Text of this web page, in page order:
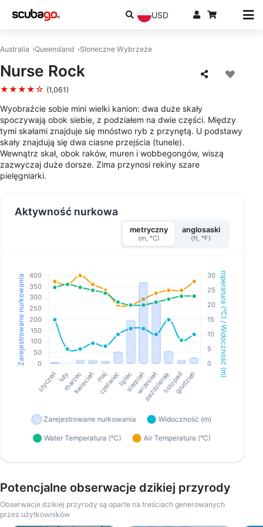
USD
Australia Queensland Słoneczne Wybrzeże
Nurse Rock
★★★★☆ (1,061)
Wyobraźcie sobie mini wielki kanion: dwa duże skały
spoczywają obok siebie, z podziałem na dwie części. Między
tymi skałami znajduje się mnóstwo ryb z przynętą. U podstawy
skały znajdują się dwa ciasne przejścia (tunele).
Wewnątrz skał, obok raków, muren i wobbegongów, wiszą
zazwyczaj duże dorsze. Zima przynosi rekiny szare
pielęgniarki.
Aktywność nurkowa
metryczny
(m, °C)
anglosaski
(ft, °F)
Potencjalne obserwacje dzikiej przyrody
Obserwacje dzikiej przyrody są oparte na treściach generowanych
przez użytkowników